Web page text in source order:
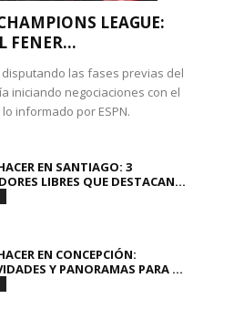
LEAGUE:
FENER...
las fases previas del
iniciando negociaciones con el
informado por ESPN.
EN SANTIAGO: 3
LIBRES QUE DESTACAN...
EN CONCEPCIÓN:
Y PANORAMAS PARA ...